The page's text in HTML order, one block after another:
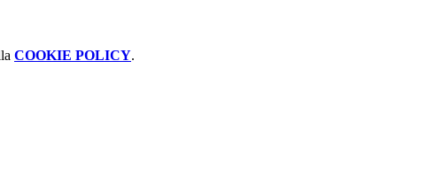
COOKIE POLICY.